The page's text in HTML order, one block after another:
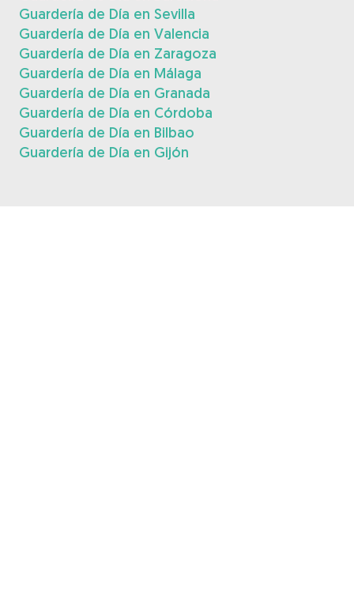
Guardería de Día en Sevilla
Guardería de Día en Valencia
Guardería de Día en Zaragoza
Guardería de Día en Málaga
Guardería de Día en Granada
Guardería de Día en Córdoba
Guardería de Día en Bilbao
Guardería de Día en Gijón